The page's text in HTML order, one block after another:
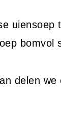
uiensoep
bomvol
delen